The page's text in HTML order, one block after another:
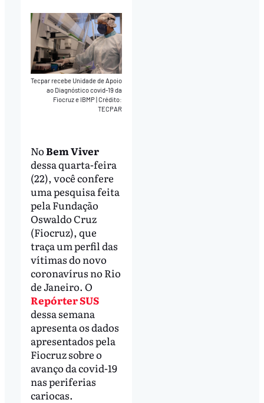
Tecpar recebe Unidade de Apoio
ao Diagnóstico covid-19 da
Fiocruz e IBMP Crédito:
TECPAR
NoBem Viver
dessa quarta-feira
(22), você confere
uma pesquisa feita
pela Fundação
Oswaldo Cruz
(Fiocruz), que
traça um perfil das
vítimas do novo
coronavírus no Rio
de Janeiro. O
Repórter SUS
dessa semana
apresenta os dados
apresentados pela
Fiocruz sobre o
avanço da covid-19
nas periferias
cariocas.